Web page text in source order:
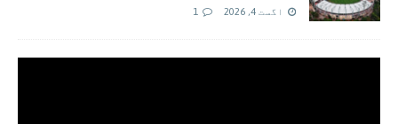
اگست 4, 2026 1